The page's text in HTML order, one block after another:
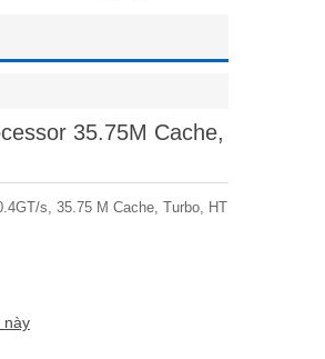
35.75M Cache,
s, 35.75 M Cache, Turbo, HT
này